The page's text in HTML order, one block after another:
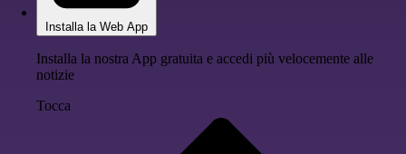
Installa la Web App
Installa la nostra App gratuita e accedi più velocemente alle
notizie
Tocca